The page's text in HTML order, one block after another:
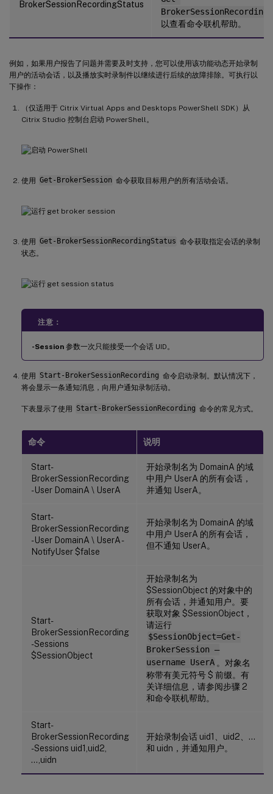
BrokerSessionRecordingStatus
以查看命令联机帮助。
例如，如果用户报告了问题并需要及时支持，您可以使用该功能动态开始录制
用户的活动会话，以及播放实时录制件以继续进行后续的故障排除。可执行以
下操作：
（仅适用于 Citrix Virtual Apps and Desktops PowerShell SDK）从
Citrix Studio 控制台启动 PowerShell。
使用 Get-BrokerSession 命令获取目标用户的所有活动会话。
使用 Get-BrokerSessionRecordingStatus 命令获取指定会话的录制
状态。
注意：
-Session 参数一次只能接受一个会话 UID。
使用 Start-BrokerSessionRecording 命令启动录制。默认情况下，
将会显示一条通知消息，向用户通知录制活动。
下表显示了使用 Start-BrokerSessionRecording 命令的常见方式。
命令 说明
Start-
BrokerSessionRecording
-User DomainA \ UserA
开始录制名为 DomainA 的域
中用户 UserA 的所有会话，
并通知 UserA。
Start-
BrokerSessionRecording
-User DomainA \ UserA -
NotifyUser $false
开始录制名为 DomainA 的域
中用户 UserA 的所有会话，
但不通知 UserA。
Start-
BrokerSessionRecording
-Sessions
$SessionObject
开始录制名为
$SessionObject 的对象中的
所有会话，并通知用户。要
获取对象 $SessionObject，
请运行
$SessionObject=Get-
BrokerSession –
username UserA 。对象名
称带有美元符号 $ 前缀。有
关详细信息，请参阅步骤 2
和命令联机帮助。
Start-
BrokerSessionRecording
-Sessions uid1,uid2,
…,uidn
开始录制会话 uid1、uid2、…
和 uidn，并通知用户。